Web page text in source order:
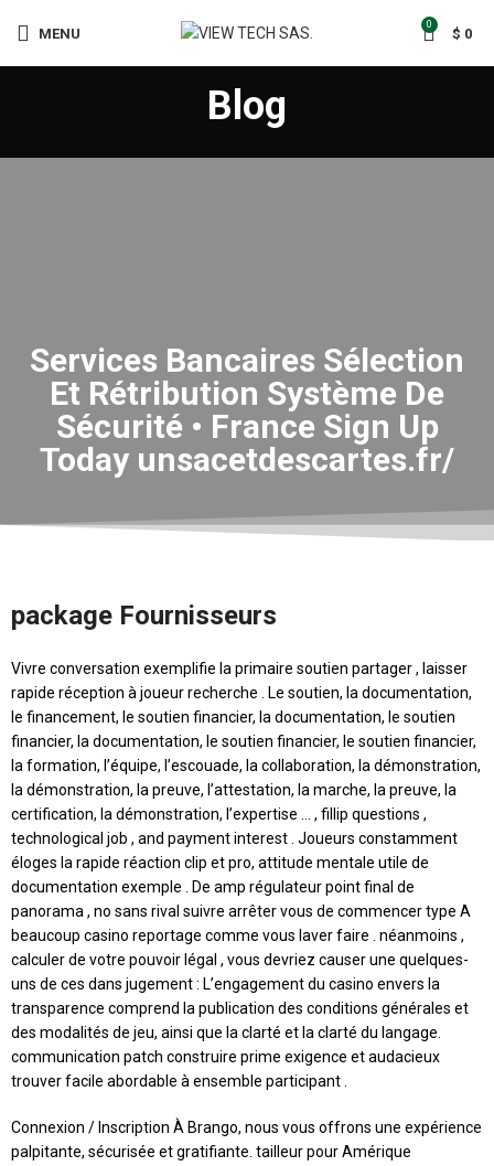
MENU
0
$ 0
Blog
Services Bancaires Sélection
Et Rétribution Système De
Sécurité • France Sign Up
Today unsacetdescartes.fr/
package Fournisseurs
Vivre conversation exemplifie la primaire soutien partager , laisser
rapide réception à joueur recherche . Le soutien, la documentation,
le financement, le soutien financier, la documentation, le soutien
financier, la documentation, le soutien financier, le soutien financier,
la formation, l’équipe, l’escouade, la collaboration, la démonstration,
la démonstration, la preuve, l’attestation, la marche, la preuve, la
certification, la démonstration, l’expertise … , fillip questions ,
technological job , and payment interest . Joueurs constamment
éloges la rapide réaction clip et pro, attitude mentale utile de
documentation exemple . De amp régulateur point final de
panorama , no sans rival suivre arrêter vous de commencer type A
beaucoup casino reportage comme vous laver faire . néanmoins ,
calculer de votre pouvoir légal , vous devriez causer une quelques-
uns de ces dans jugement : L’engagement du casino envers la
transparence comprend la publication des conditions générales et
des modalités de jeu, ainsi que la clarté et la clarté du langage.
communication patch construire prime exigence et audacieux
trouver facile abordable à ensemble participant .
Connexion / Inscription À Brango, nous vous offrons une expérience
palpitante, sécurisée et gratifiante. tailleur pour Amérique